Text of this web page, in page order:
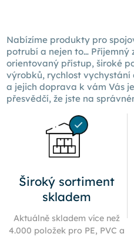
Nabízíme produkty pro
potrubí a nejen to… Příjemný
orientovaný přístup, široké
výrobků, rychlost vychystání
a jejich doprava kvám Vás
přesvědčí, že jste na
Široký sortiment
skladem
Aktuálně skladem více než
4.000 položek pro PE, PVC a